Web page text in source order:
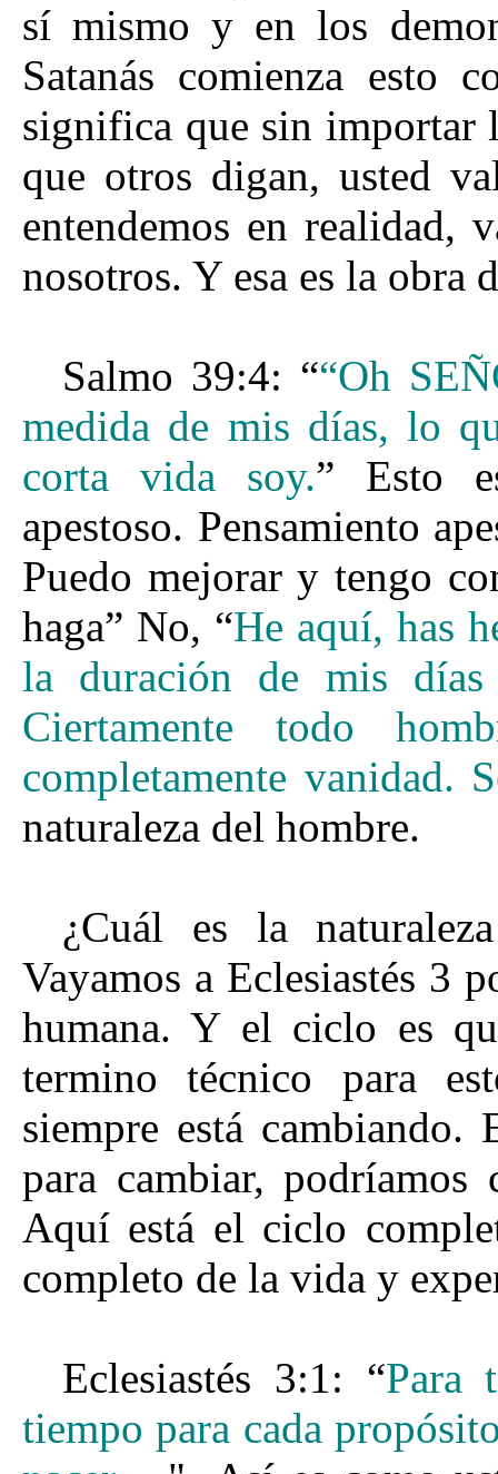
sí mismo y en los
Satanás comienza esto
significa que sin
que otros digan, usted
entendemos en realidad,
nosotros. Y esa es la obra
Salmo 39:4: ““Oh
medida de mis días, lo
corta vida soy.” Esto
apestoso. Pensamiento
Puedo mejorar y tengo
haga” No, “He aquí, has
la duración de mis
Ciertamente todo
completamente vanidad.
naturaleza del hombre.
¿Cuál es la
Vayamos a Eclesiastés 3
humana. Y el ciclo es
termino técnico para
siempre está cambiando.
para cambiar, podríamos
Aquí está el ciclo
completo de la vida y
Eclesiastés 3:1: “Para
tiempo para cada